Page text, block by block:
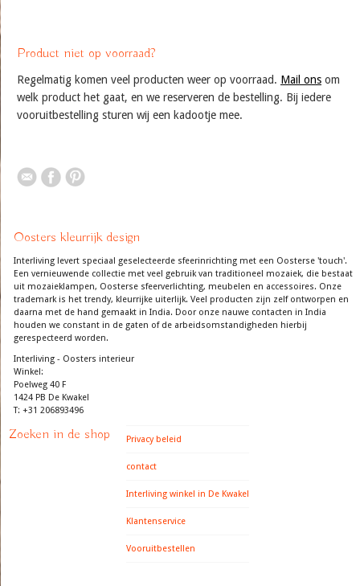
Product niet op voorraad?
Regelmatig komen veel producten weer op voorraad. Mail ons om
welk product het gaat, en we reserveren de bestelling. Bij iedere
vooruitbestelling sturen wij een kadootje mee.
Oosters kleurrijk design
Interliving levert speciaal geselecteerde sfeerinrichting met een Oosterse 'touch'.
Een vernieuwende collectie met veel gebruik van traditioneel mozaiek, die bestaat
uit mozaieklampen, Oosterse sfeerverlichting, meubelen en accessoires. Onze
trademark is het trendy, kleurrijke uiterlijk. Veel producten zijn zelf ontworpen en
daarna met de hand gemaakt in India. Door onze nauwe contacten in India
houden we constant in de gaten of de arbeidsomstandigheden hierbij
gerespecteerd worden.
Interliving - Oosters interieur
Winkel:
Poelweg 40 F
1424 PB De Kwakel
T: +31 206893496
Zoeken in de shop Privacy beleid
contact
Interliving winkel in De Kwakel
Klantenservice
Vooruitbestellen